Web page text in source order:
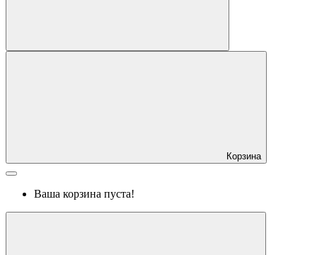
Корзина
Ваша корзина пуста!